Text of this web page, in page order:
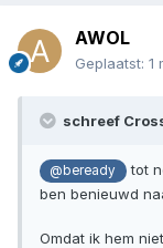
AWOL
Geplaatst: 1
schreef
@beready
tot
ben benieuwd
Omdat ik hem